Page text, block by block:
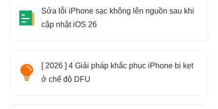
Sửa lỗi iPhone sạc không lên nguồn sau khi
cập nhật iOS 26
[ 2026 ] 4 Giải pháp khắc phục iPhone bị kẹt
ở chế độ DFU